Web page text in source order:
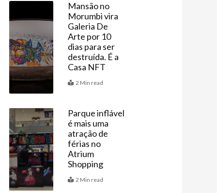
Mansão no
Morumbi vira
Galeria De
Arte por 10
dias para ser
destruída. É a
Casa NFT
2 Min read
Agenda
Parque inflável
é mais uma
atração de
férias no
Atrium
Shopping
2 Min read